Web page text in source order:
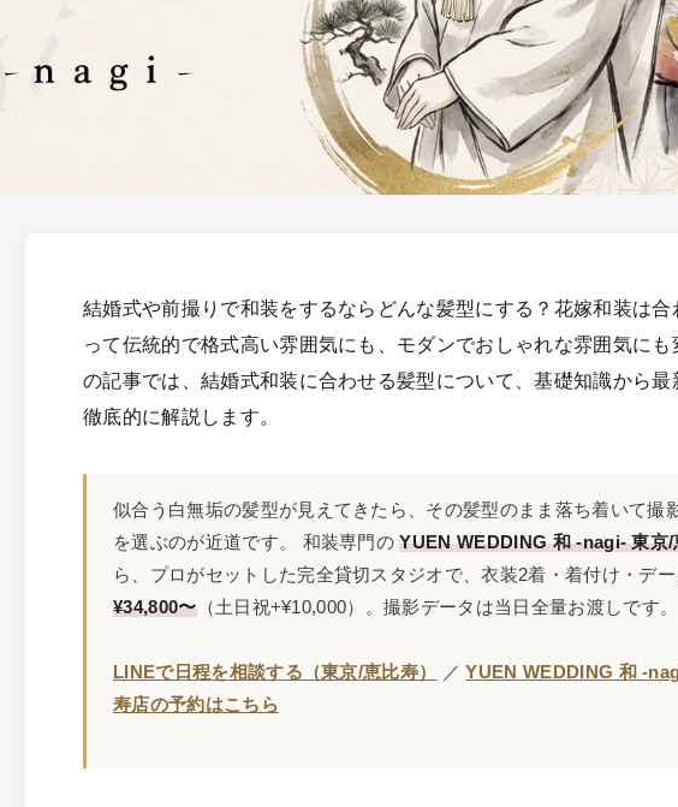
結婚式や前撮りで和装をするならどんな髪型にする？花嫁和装は合
って伝統的で格式高い雰囲気にも、モダンでおしゃれな雰囲気にも
の記事では、結婚式和装に合わせる髪型について、基礎知識から最
徹底的に解説します。
似合う白無垢の髪型が見えてきたら、その髪型のまま落ち着いて撮
を選ぶのが近道です。 和装専門のYUEN WEDDING 和 -nagi- 東京/
ら、プロがセットした完全貸切スタジオで、衣装2着・着付け・デ
¥34,800〜（土日祝+¥10,000）。撮影データは当日全量お渡しです。
LINEで日程を相談する（東京/恵比寿） ／YUEN WEDDING 和 -
寿店の予約はこちら